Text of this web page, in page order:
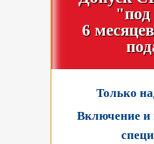
6
Только
Включение и